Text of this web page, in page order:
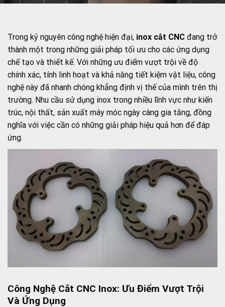
Trong kỷ nguyên công nghệ hiện đại, inox cắt CNC đang trở
thành một trong những giải pháp tối ưu cho các ứng dụng
chế tạo và thiết kế. Với những ưu điểm vượt trội về độ
chính xác, tính linh hoạt và khả năng tiết kiệm vật liệu, công
nghệ này đã nhanh chóng khẳng định vị thế của mình trên thị
trường. Nhu cầu sử dụng inox trong nhiều lĩnh vực như kiến
trúc, nội thất, sản xuất máy móc ngày càng gia tăng, đồng
nghĩa với việc cần có những giải pháp hiệu quả hơn để đáp
ứng.
Công Nghệ Cắt CNC Inox: Ưu Điểm Vượt Trội
Và Ứng Dụng